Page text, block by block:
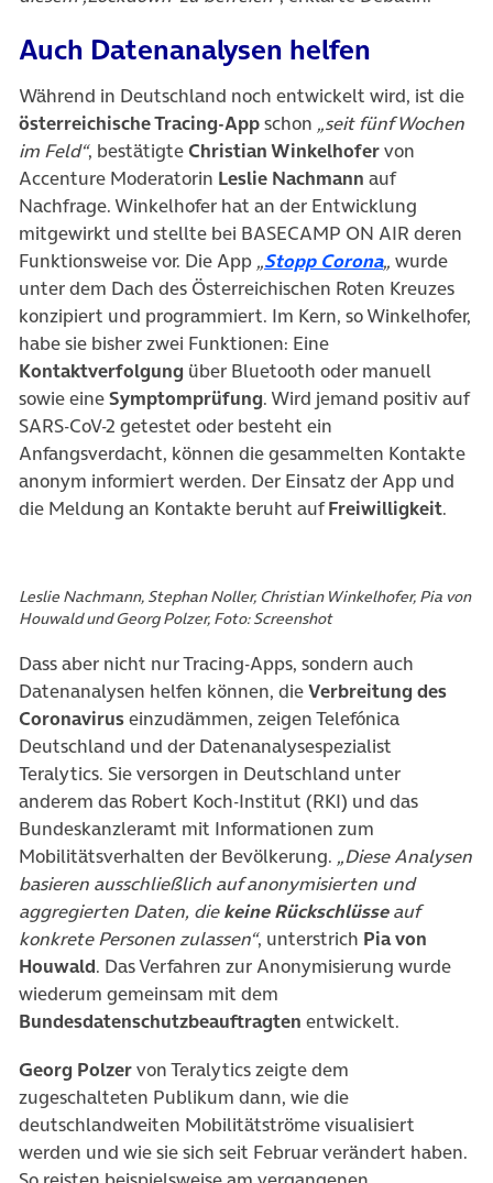
Auch Datenanalysen helfen
Während in Deutschland noch entwickelt wird, ist die
österreichische Tracing-Appschon „seit fünf Wochen
im Feld“, bestätigteChristian Winkelhofervon
Accenture Moderatorin Leslie Nachmann auf
Nachfrage. Winkelhofer hat an der Entwicklung
mitgewirkt und stellte bei BASECAMP ON AIR deren
Funktionsweise vor. Die App „Stopp Corona(öffnet in
„ wurde
unter dem Dach des Österreichischen Roten Kreuzes
konzipiert und programmiert. Im Kern, so Winkelhofer,
habe sie bisher zwei Funktionen: Eine
Kontaktverfolgung über Bluetooth oder manuell
sowie eineSymptomprüfung. Wird jemand positiv auf
SARS-CoV-2 getestet oder besteht ein
Anfangsverdacht, können die gesammelten Kontakte
anonym informiert werden. Der Einsatz der App und
die Meldung an Kontakte beruht aufFreiwilligkeit.
Leslie Nachmann, Stephan Noller, Christian Winkelhofer, Pia von
Houwald und Georg Polzer, Foto: Screenshot
Dass aber nicht nur Tracing-Apps, sondern auch
Datenanalysen helfen können, dieVerbreitung des
Coronaviruseinzudämmen, zeigen Telefónica
Deutschland und der Datenanalysespezialist
Teralytics. Sie versorgen in Deutschland unter
anderem das Robert Koch-Institut (RKI) und das
Bundeskanzleramt mit Informationen zum
Mobilitätsverhalten der Bevölkerung. „Diese Analysen
basieren ausschließlich auf anonymisierten und
aggregierten Daten, diekeine Rückschlüsseauf
konkrete Personen zulassen“, unterstrich Pia von
Houwald. Das Verfahren zur Anonymisierung wurde
wiederum gemeinsam mit dem
Bundesdatenschutzbeauftragten entwickelt.
Georg Polzervon Teralytics zeigte dem
zugeschalteten Publikum dann, wie die
deutschlandweiten Mobilitätströme visualisiert
werden und wie sie sich seit Februar verändert haben.